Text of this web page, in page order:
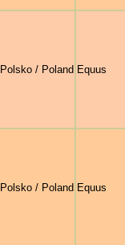
Polsko / Poland Equus
Polsko / Poland Equus